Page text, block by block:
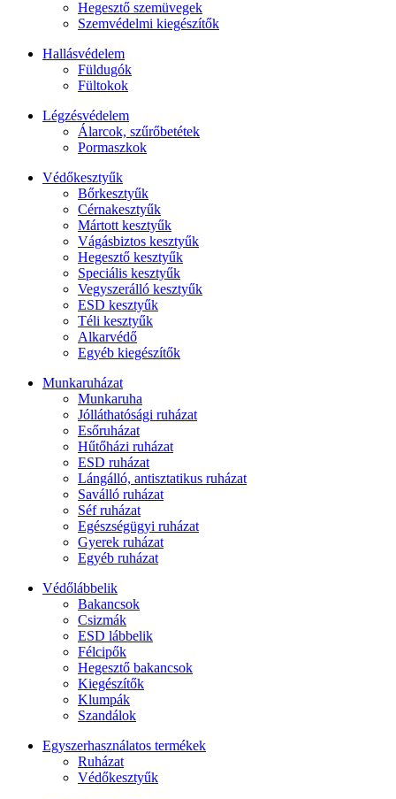
Hegesztő szemüvegek
Szemvédelmi kiegészítők
Hallásvédelem
Füldugók
Fültokok
Légzésvédelem
Álarcok, szűrőbetétek
Pormaszkok
Védőkesztyűk
Bőrkesztyűk
Cérnakesztyűk
Mártott kesztyűk
Vágásbiztos kesztyűk
Hegesztő kesztyűk
Speciális kesztyűk
Vegyszerálló kesztyűk
ESD kesztyűk
Téli kesztyűk
Alkarvédő
Egyéb kiegészítők
Munkaruházat
Munkaruha
Jólláthatósági ruházat
Esőruházat
Hűtőházi ruházat
ESD ruházat
Lángálló, antisztatikus ruházat
Saválló ruházat
Séf ruházat
Egészségügyi ruházat
Gyerek ruházat
Egyéb ruházat
Védőlábbelik
Bakancsok
Csizmák
ESD lábbelik
Félcipők
Hegesztő bakancsok
Kiegészítők
Klumpák
Szandálok
Egyszerhasználatos termékek
Ruházat
Védőkesztyűk